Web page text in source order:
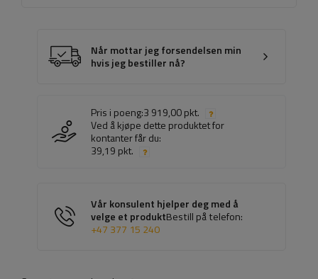
Når mottar jeg forsendelsen min
hvis jeg bestiller nå?
Pris i poeng:3 919,00 pkt.
Ved å kjøpe dette produktet for
kontanter får du:
39,19 pkt.
Vår konsulent hjelper deg med å
velge et produktBestill på telefon:
+47 377 15 240